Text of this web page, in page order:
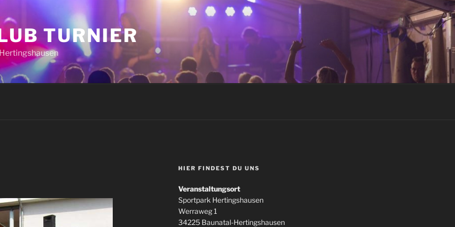
TURNIER
HIER FINDEST DU UNS
Veranstaltungsort
Sportpark Hertingshausen
Werraweg 1
34225 Baunatal-Hertingshausen